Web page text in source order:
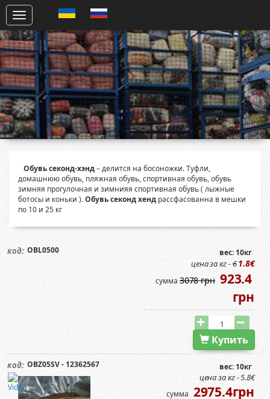
Обувь секонд-хэнд– делится на босоножки. Туфли,
домашнюю обувь, пляжная обувь, спортивная обувь, обувь
зимняя прогулочная и зимнияя спортивная обувь ( лыжные
ботосы и коньки ).Обувь секонд хенд рассфасованна в мешки
по 10 и 25 кг
код: OBL0500 вес: 10кг
цена за кг -61.8€
сумма3078 грн 923.4
грн
Купить
код: OBZ05SV - 12362567 вес: 10кг
цена за кг - 5.8€
сумма 2975.4грн